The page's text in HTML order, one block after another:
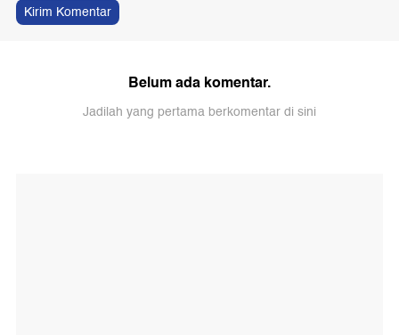
Kirim Komentar
Belum ada komentar.
Jadilah yang pertama berkomentar di sini